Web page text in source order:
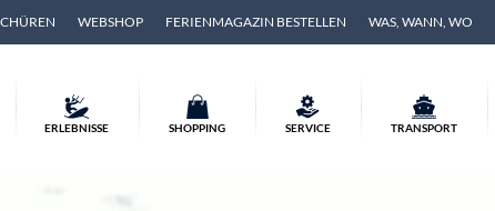
WEBSHOP FERIENMAGAZIN BESTELLEN WAS, WANN, WO
ERLEBNISSE SHOPPING SERVICE TRANSPORT